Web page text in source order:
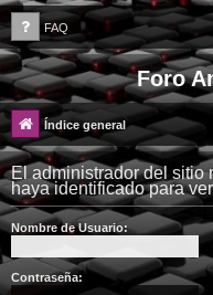
FAQ
Foro
Índice general
El administrador del sitio
haya identificado para
Nombre de Usuario:
Contraseña: